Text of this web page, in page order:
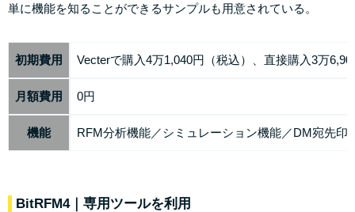
単に機能を知ることができるサンプルも用意されている。
初期費用
月額費用
機能
Vecterで購入4万1,040円（税込）、直接購入3万
0円
RFM分析機能／シミュレーション機能／DM宛先印
BitRFM4｜専用ツールを利用